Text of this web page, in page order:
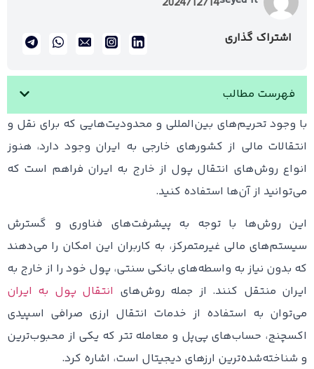
اشتراک گذاری
فهرست مطالب
با وجود تحریم‌های بین‌المللی و محدودیت‌هایی که برای نقل و
انتقالات مالی از کشورهای خارجی به ایران وجود دارد، هنوز
انواع روش‌های انتقال پول از خارج به ایران فراهم است که
می‌توانید از آن‌ها استفاده کنید.
این روش‌ها با توجه به پیشرفت‌های فناوری و گسترش
سیستم‌های مالی غیرمتمرکز، به کاربران این امکان را می‌دهند
که بدون نیاز به واسطه‌های بانکی سنتی، پول خود را از خارج به
ایران منتقل کنند. از جمله روش‌های انتقال پول به ایران
می‌توان به استفاده از خدمات انتقال ارزی صرافی اسپیدی
اکسچنج، حساب‌های پی‌پل و معامله تتر که یکی از محبوب‌ترین
و شناخته‌شده‌ترین ارزهای دیجیتال است، اشاره کرد.